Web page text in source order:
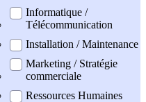
Informatique /
Télécommunication
Installation / Maintenance
Marketing / Stratégie
commerciale
Ressources Humaines